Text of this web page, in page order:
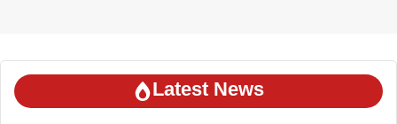
Latest News